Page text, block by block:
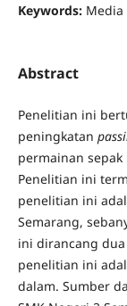
Keywords:
Abstract
Penelitian ini
peningkatan
permainan sepak
Penelitian ini
penelitian ini
Semarang,
ini dirancang
penelitian ini
dalam. Sumber